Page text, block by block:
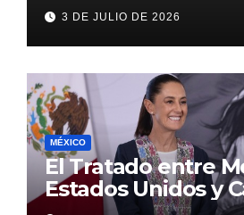
3 DE JULIO DE 2026
MÉXICO
El Tratado entre
Estados Unidos y